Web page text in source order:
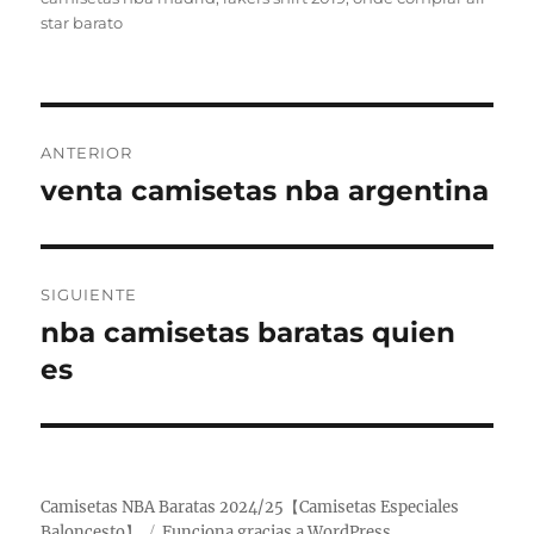
star barato
de
ANTERIOR
Entrada
venta camisetas nba argentina
SIGUIENTE
Entrada
siguiente:
nba camisetas baratas quien
es
Camisetas NBA Baratas 2024/25【Camisetas Especiales